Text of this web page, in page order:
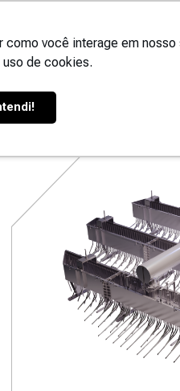
você interage em
de cookies.